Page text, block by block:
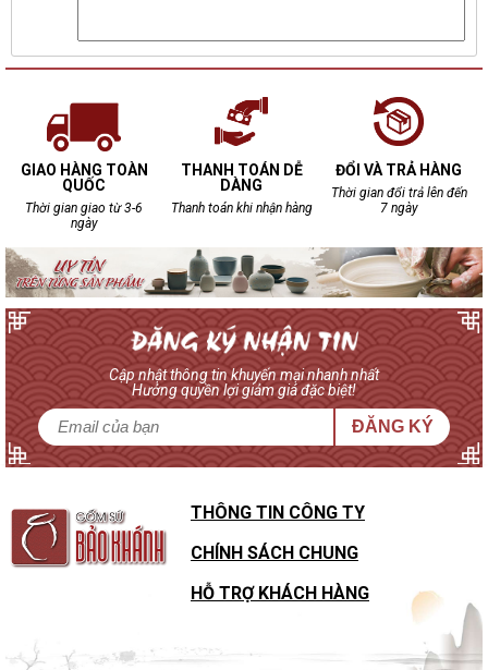
GIAO HÀNG TOÀN
QUỐC
Thời gian giao từ 3-6
ngày
THANH TOÁN DỄ
DÀNG
Thanh toán khi nhận hàng
ĐỔI VÀ TRẢ HÀNG
Thời gian đổi trả lên đến
7 ngày
Cập nhật thông tin khuyến mại nhanh nhất
Hưởng quyền lợi giảm giá đặc biệt!
ĐĂNG KÝ
THÔNG TIN CÔNG TY
CHÍNH SÁCH CHUNG
HỖ TRỢ KHÁCH HÀNG